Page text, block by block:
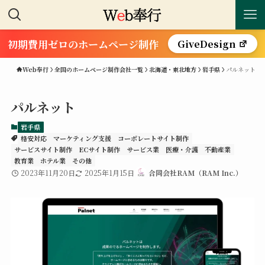
初期費用ゼロのホームページ制作 GiveDesign
Web奉行 全国のホームページ制作会社一覧 北海道・東北地方 岩手県 パルネット
パルネット
岩手県
格安対応
マーケティング支援
コーポレートサイト制作
サービスサイト制作
ECサイト制作 サービス業 医療・介護
不動産業
教育業
ホテル業 その他
2023年11月20日 2025年1月15日 合同会社RAM（RAM Inc.）